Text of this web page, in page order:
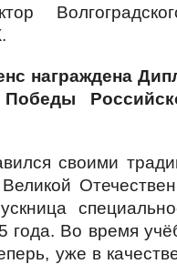
награждена
своими
года. Во время
уже в